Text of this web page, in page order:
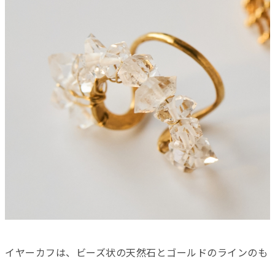
イヤーカフは、ビーズ状の天然石とゴールドのラインのも